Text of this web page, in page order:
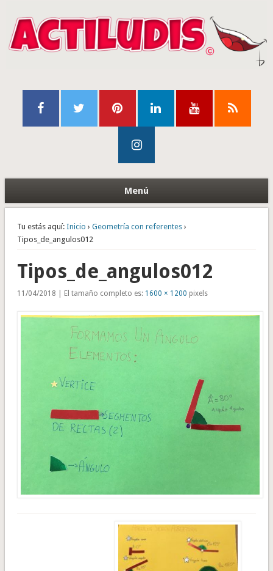
Menú
Tu estás aquí: Inicio › Geometría con referentes›
Tipos_de_angulos012
Tipos_de_angulos012
11/04/2018 | El tamaño completo es: 1600 × 1200 pixels